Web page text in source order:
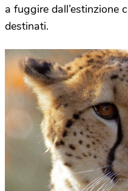
a fuggire dall’estinzione
destinati.